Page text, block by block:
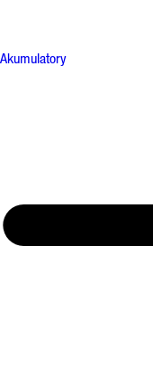
Akumulatory